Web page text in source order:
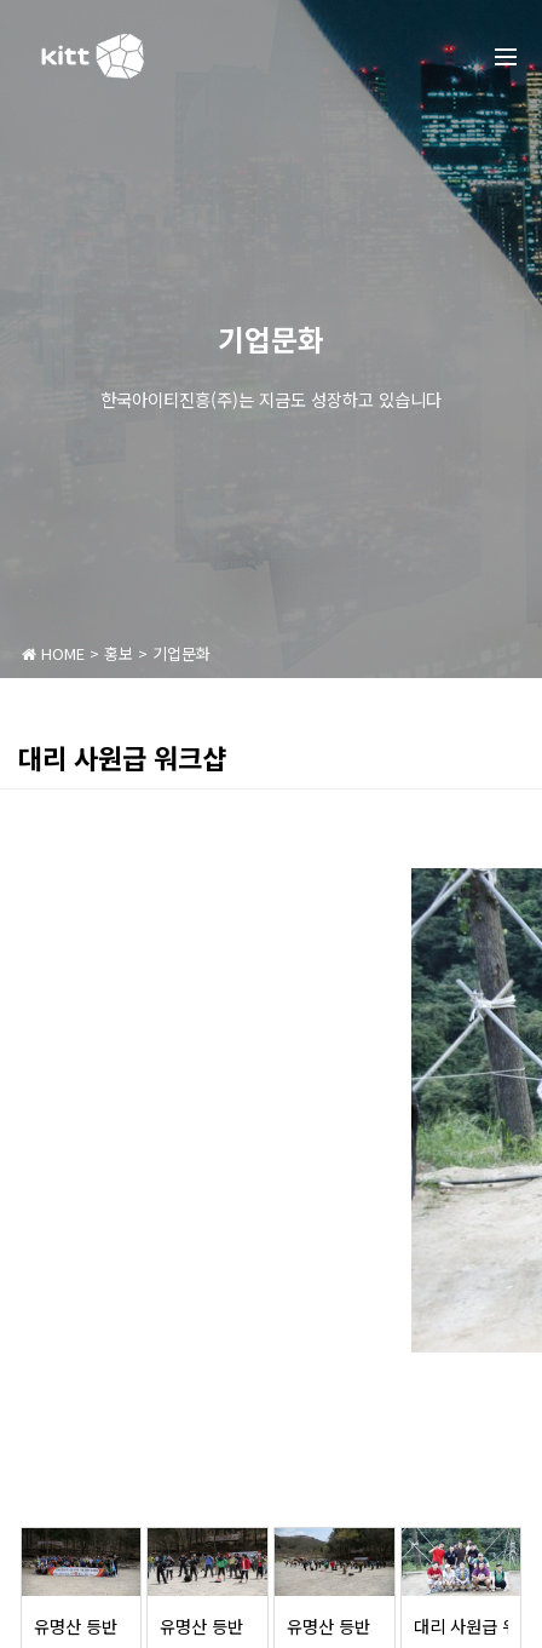
기업문화
한국아이티진흥(주)는 지금도 성장하고 있습니다
HOME> 홍보 > 기업문화
대리 사원급 워크샵
유명산 등반 유명산 등반 유명산 등반 대리 사원급 워크